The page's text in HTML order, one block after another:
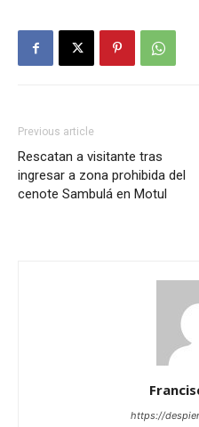
Previous article
Rescatan a visitante tras
ingresar a zona prohibida del
cenote Sambulá en Motul
https://